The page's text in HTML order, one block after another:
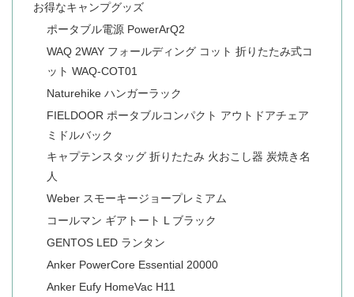
お得なキャンプグッズ
ポータブル電源 PowerArQ2
WAQ 2WAY フォールディング コット 折りたたみ式コ
ット WAQ-COT01
Naturehike ハンガーラック
FIELDOOR ポータブルコンパクト アウトドアチェア
ミドルバック
キャプテンスタッグ 折りたたみ 火おこし器 炭焼き名
人
Weber スモーキージョープレミアム
コールマン ギアトート L ブラック
GENTOS LED ランタン
Anker PowerCore Essential 20000
Anker Eufy HomeVac H11